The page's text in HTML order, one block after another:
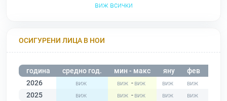
виж всички
ОСИГУРЕНИ ЛИЦА В НОИ
година средно год. мин - макс яну фев
2026
-
2025
-